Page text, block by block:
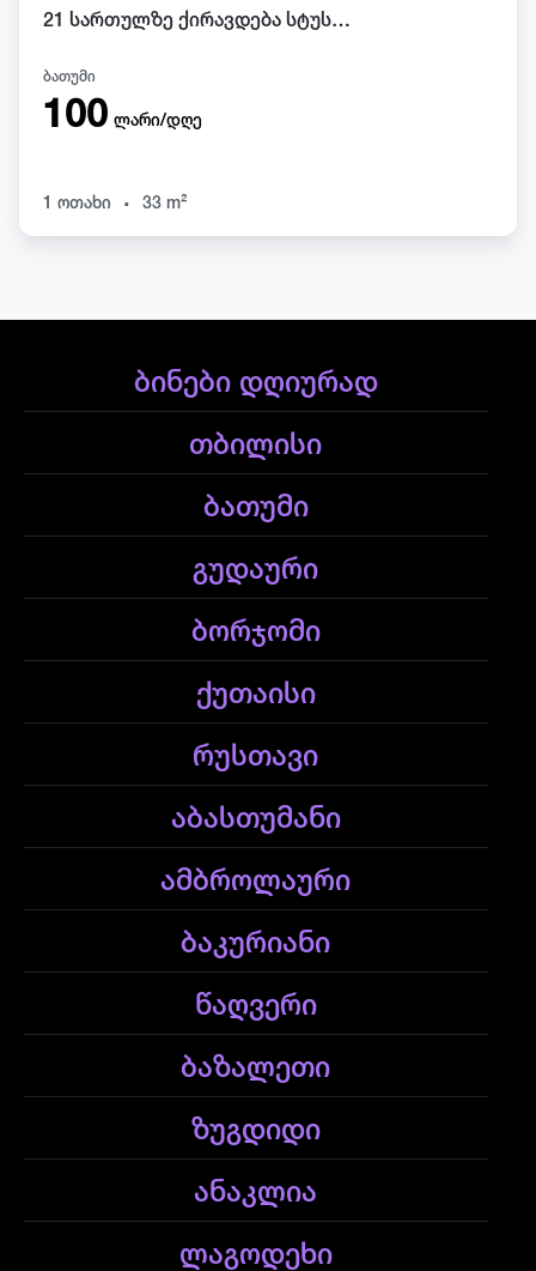
21 სართულზე ქირავდება სტუსიო 33 კვ. ბათუმში
ბათუმი
100 ლარი/დღე
1 ოთახი . 33 m²
ბინები დღიურად
თბილისი
ბათუმი
გუდაური
ბორჯომი
ქუთაისი
რუსთავი
აბასთუმანი
ამბროლაური
ბაკურიანი
წაღვერი
ბაზალეთი
ზუგდიდი
ანაკლია
ლაგოდეხი